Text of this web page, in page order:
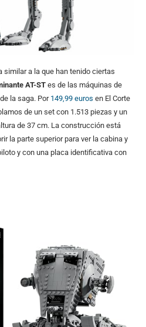
similar a la que han tenido ciertas
AT-STes de las máquinas de
la saga. Por 149,99 euros en El Corte
de un set con 1.513 piezas y un
de 37 cm. La construcción está
la parte superior para ver la cabina y
y con una placa identificativa con